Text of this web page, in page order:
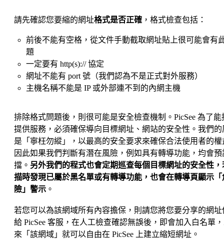
請先確認您要縮的網址格式是否正確 ，格式檢查包括：
前後不能有空格，從文件手動截取網址貼上很可能會有
題
一定要有 http(s):// 協定
網址不能有 port 號（我們認為不是正式對外服務）
主機名稱不能是 IP 或外部連不到的內網主機
排除格式問題後，則很可能是安全檢查機制。PicSee 為了能
提供服務，必須確保導向目標網址、網站的安全性。我們的
是「寧枉勿縱」，以最高的安全要求來確保合法使用者的權
因此如果我們判斷有潛在風險，例如具有轉導功能，均會預
擋。 另外我們的程式也會定期巡查每個目標網址的安全性，
描時發現已屬於黑名單或有轉導功能，也會在轉導頁顯示「
險」警示 。
若您可以為該網域所有內容擔保，則請您將您要分享的網址
給 PicSee 客服 ，在人工檢查確認無誤後，即會加入白名單
來「該網域」就可以自由在 PicSee 上建立縮短網址。